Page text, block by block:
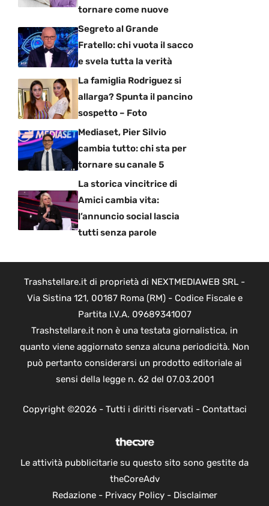
tornare come nuove
Segreto al Grande
Fratello: chi vuota il sacco
e svela tutta la verità
La famiglia Rodriguez si
allarga? Spunta il pancino
sospetto – Foto
Mediaset, Pier Silvio
cambia tutto: chi sta per
tornare su canale 5
La storica vincitrice di
Amici cambia vita:
l’annuncio social lascia
tutti senza parole
Trashstellare.it di proprietà di NEXTMEDIAWEB SRL -
Via Sistina 121, 00187 Roma (RM) - Codice Fiscale e
Partita I.V.A. 09689341007
Trashstellare.it non è una testata giornalistica, in
quanto viene aggiornato senza alcuna periodicità. Non
può pertanto considerarsi un prodotto editoriale ai
sensi della legge n. 62 del 07.03.2001
Copyright ©2026 - Tutti i diritti riservati - Contattaci
Le attività pubblicitarie su questo sito sono gestite da
theCoreAdv
Redazione- Privacy Policy- Disclaimer